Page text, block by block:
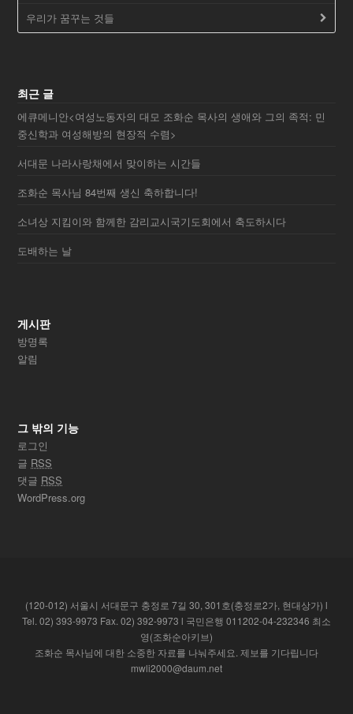
우리가 꿈꾸는 것들
최근 글
에큐메니안<여성노동자의 대모 조화순 목사의 생애와 그의 족적: 민
중신학과 여성해방의 현장적 수렴>
서대문 나라사랑채에서 맞이하는 시간들
조화순 목사님 84번째 생신 축하합니다!
소녀상 지킴이와 함께한 감리교시국기도회에서 축도하시다
도배하는 날
게시판
방명록
알림
그 밖의 기능
로그인
글 RSS
댓글 RSS
WordPress.org
(120-012) 서울시 서대문구 충정로 7길 30, 301호(충정로2가, 현대상가) l
Tel. 02) 393-9973 Fax. 02) 392-9973 l 국민은행 011202-04-232346 최소
영(조화순아키브)
조화순 목사님에 대한 소중한 자료를 나눠주세요. 제보를 기다립니다
mwli2000@daum.net